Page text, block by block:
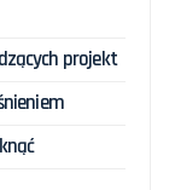
projekt